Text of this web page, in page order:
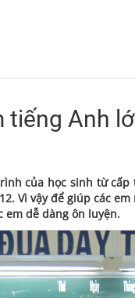
tiếng Anh
của học sinh từ cấp
Vì vậy để giúp các
em dễ dàng ôn luyện.